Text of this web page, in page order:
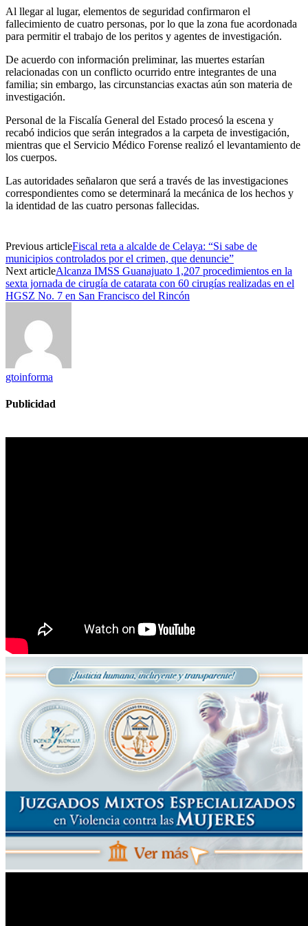
Al llegar al lugar, elementos de seguridad confirmaron el
fallecimiento de cuatro personas, por lo que la zona fue acordonada
para permitir el trabajo de los peritos y agentes de investigación.
De acuerdo con información preliminar, las muertes estarían
relacionadas con un conflicto ocurrido entre integrantes de una
familia; sin embargo, las circunstancias exactas aún son materia de
investigación.
Personal de la Fiscalía General del Estado procesó la escena y
recabó indicios que serán integrados a la carpeta de investigación,
mientras que el Servicio Médico Forense realizó el levantamiento de
los cuerpos.
Las autoridades señalaron que será a través de las investigaciones
correspondientes como se determinará la mecánica de los hechos y
la identidad de las cuatro personas fallecidas.
Previous articleFiscal reta a alcalde de Celaya: “Si sabe de
municipios controlados por el crimen, que denuncie”
Next articleAlcanza IMSS Guanajuato 1,207 procedimientos en la
sexta jornada de cirugía de catarata con 60 cirugías realizadas en el
HGSZ No. 7 en San Francisco del Rincón
gtoinforma
Publicidad